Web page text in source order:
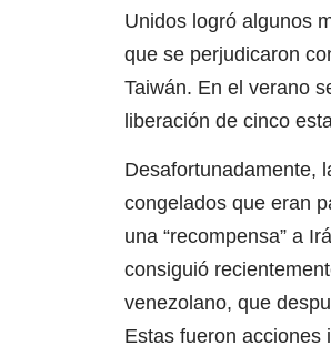
Unidos logró algunos
que se perjudicaron
Taiwán. En el verano
liberación de cinco
Desafortunadamente,
congelados que eran
una “recompensa” a
consiguió
venezolano, que
Estas fueron acciones